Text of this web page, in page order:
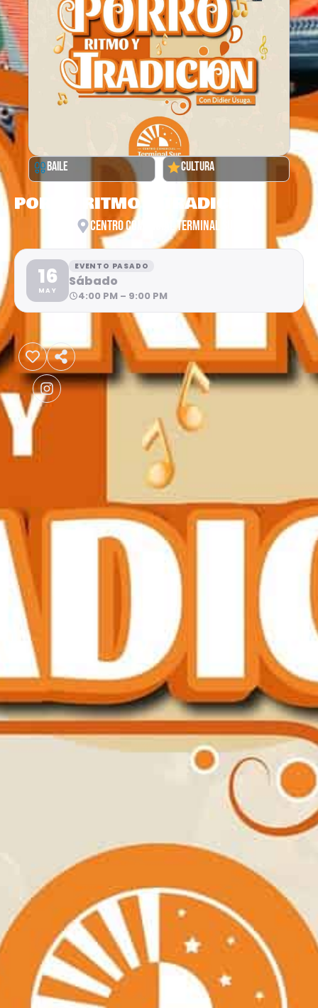
BAILE CULTURA
PORRO RITMO Y TRADICION
CENTRO COMERCIAL TERMINAL SUR
16
MAY
EVENTO PASADO
Sábado
4:00 PM – 9:00 PM